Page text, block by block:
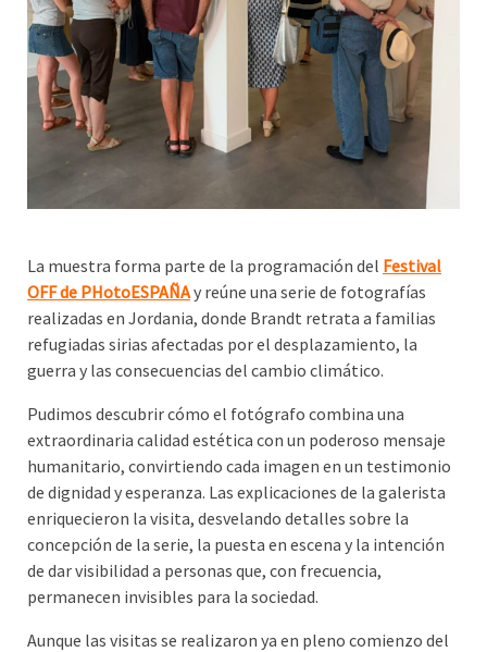
La muestra forma parte de la programación del Festival
OFF de PHotoESPAÑAy reúne una serie de fotografías
realizadas en Jordania, donde Brandt retrata a familias
refugiadas sirias afectadas por el desplazamiento, la
guerra y las consecuencias del cambio climático.
Pudimos descubrir cómo el fotógrafo combina una
extraordinaria calidad estética con un poderoso mensaje
humanitario, convirtiendo cada imagen en un testimonio
de dignidad y esperanza. Las explicaciones de la galerista
enriquecieron la visita, desvelando detalles sobre la
concepción de la serie, la puesta en escena y la intención
de dar visibilidad a personas que, con frecuencia,
permanecen invisibles para la sociedad.
Aunque las visitas se realizaron ya en pleno comienzo del